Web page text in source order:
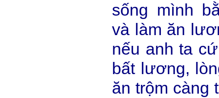
sống mình
và làm ăn
nếu anh ta
bất lương,
ăn trộm càng